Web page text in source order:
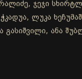
ჯეჯი
ლუკა
ანა